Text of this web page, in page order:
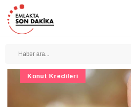
Konut Projeleri